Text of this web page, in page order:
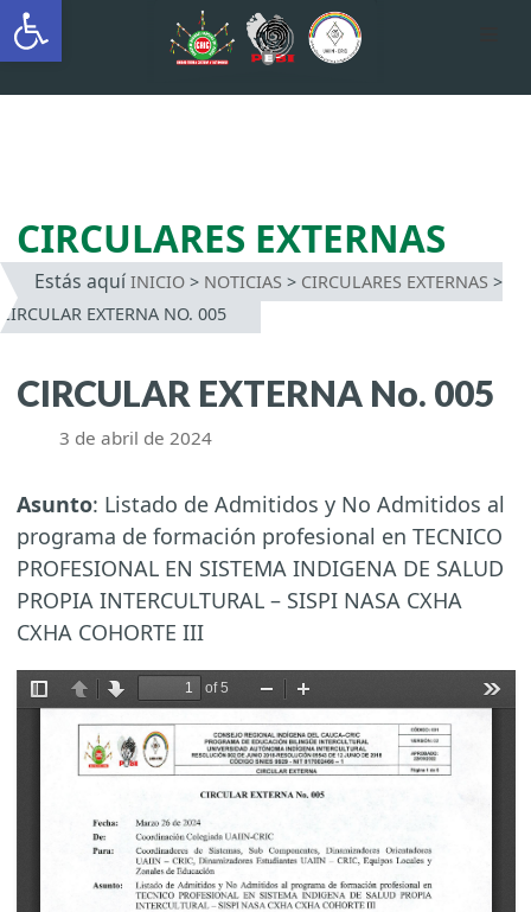
Saltar
al
INTERCULTURAL
CIRCULARES EXTERNAS
Estás aquí INICIO> NOTICIAS > CIRCULARES EXTERNAS >
CIRCULAR EXTERNA NO. 005
CIRCULAR EXTERNA No. 005
3 de abril de 2024
Asunto: Listado de Admitidos y No Admitidos al
programa de formación profesional en TECNICO
PROFESIONAL EN SISTEMA INDIGENA DE SALUD
PROPIA INTERCULTURAL – SISPI NASA CXHA
CXHA COHORTE III